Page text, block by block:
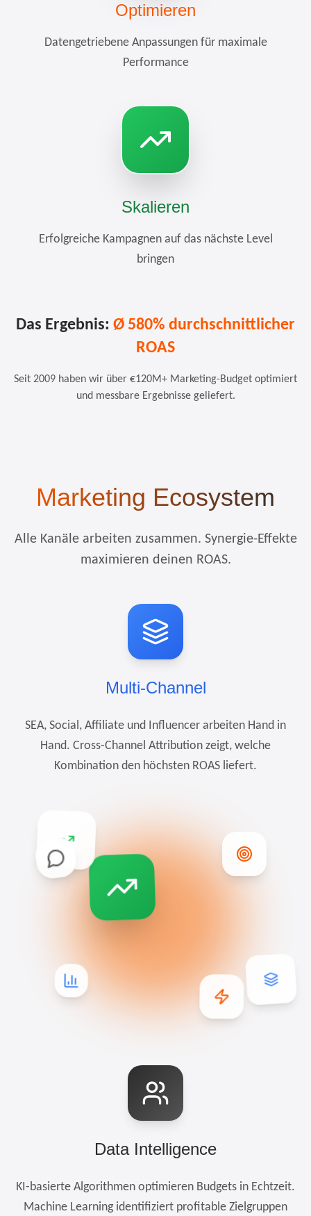
Optimieren
Datengetriebene Anpassungen für maximale
Performance
Skalieren
Erfolgreiche Kampagnen auf das nächste Level
bringen
Das Ergebnis: Ø 580% durchschnittlicher
ROAS
Seit 2009 haben wir über €120M+ Marketing-Budget optimiert
und messbare Ergebnisse geliefert.
Marketing Ecosystem
Alle Kanäle arbeiten zusammen. Synergie-Effekte
maximieren deinen ROAS.
Multi-Channel
SEA, Social, Affiliate und Influencer arbeiten Hand in
Hand. Cross-Channel Attribution zeigt, welche
Kombination den höchsten ROAS liefert.
Data Intelligence
KI-basierte Algorithmen optimieren Budgets in Echtzeit.
Machine Learning identifiziert profitable Zielgruppen